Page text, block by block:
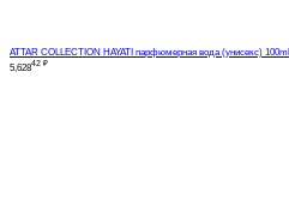
ATTAR COLLECTION HAYATI парфюмерная вода (унисекс) 100ml
5,62842 ₽